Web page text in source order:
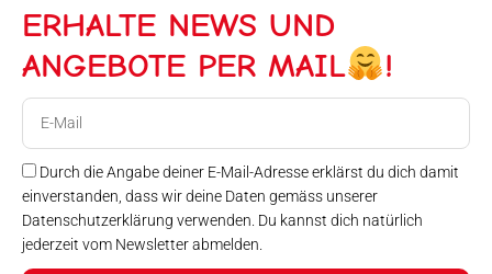
ERHALTE NEWS UND
ANGEBOTE PER MAIL
!
Durch die Angabe deiner E-Mail-Adresse erklärst du dich damit
einverstanden, dass wir deine Daten gemäss unserer
Datenschutzerklärung verwenden. Du kannst dich natürlich
jederzeit vom Newsletter abmelden.